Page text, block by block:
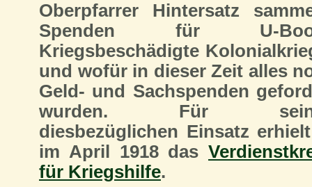
Oberpfarrer Hintersatz
Spenden für U-
Kriegsbeschädigte
und wofür in dieser Zeit alles
Geld- und Sachspenden
wurden. Für
diesbezüglichen Einsatz
im April 1918 das
für Kriegshilfe.